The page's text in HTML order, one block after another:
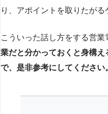
り、アポイントを取りたがる
こういった話し方をする営業
業だと分かっておくと身構
で、是非参考にしてください